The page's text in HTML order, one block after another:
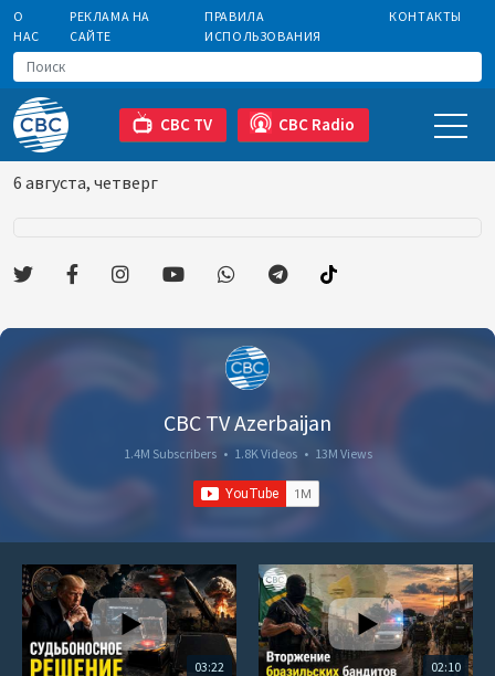
О
НАС
РЕКЛАМА НА
САЙТЕ
ПРАВИЛА
ИСПОЛЬЗОВАНИЯ
КОНТАКТЫ
CBC TV CBC Radio
6 августа, четверг
CBC TV Azerbaijan
1.4M Subscribers • 1.8K Videos • 13M Views
03:22 02:10